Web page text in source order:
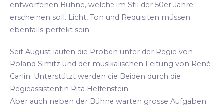
entworfenen Bühne, welche im Stil der 50er Jahre
erscheinen soll. Licht, Ton und Requisiten müssen
ebenfalls perfekt sein.
Seit August laufen die Proben unter der Regie von
Roland Simitz und der musikalischen Leitung von René
Carlin. Unterstützt werden die Beiden durch die
Regieassistentin Rita Helfenstein.
Aber auch neben der Bühne warten grosse Aufgaben: